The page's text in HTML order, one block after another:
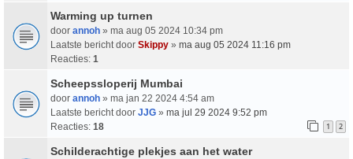
Warming up turnen
door annoh » ma aug 05 2024 10:34 pm
Laatste bericht door Skippy » ma aug 05 2024 11:16 pm
Reacties: 1
Scheepssloperij Mumbai
door annoh » ma jan 22 2024 4:54 am
Laatste bericht door JJG » ma jul 29 2024 9:52 pm
Reacties: 18 1 2
Schilderachtige plekjes aan het water